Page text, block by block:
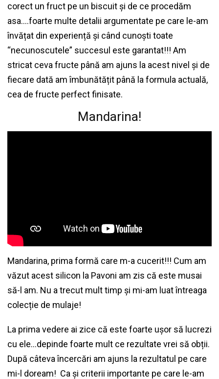
corect un fruct pe un biscuit și de ce procedăm
asa….foarte multe detalii argumentate pe care le-am
învățat din experiență și când cunoști toate
“necunoscutele” succesul este garantat!!! Am
stricat ceva fructe până am ajuns la acest nivel și de
fiecare dată am îmbunătățit până la formula actuală,
cea de fructe perfect finisate.
Mandarina!
Mandarina, prima formă care m-a cucerit!!! Cum am
văzut acest silicon la Pavoni am zis că este musai
să-l am. Nu a trecut mult timp și mi-am luat întreaga
colecție de mulaje!
La prima vedere ai zice că este foarte ușor să lucrezi
cu ele…depinde foarte mult ce rezultate vrei să obții.
După câteva încercări am ajuns la rezultatul pe care
mi-l doream! Ca și criterii importante pe care le-am